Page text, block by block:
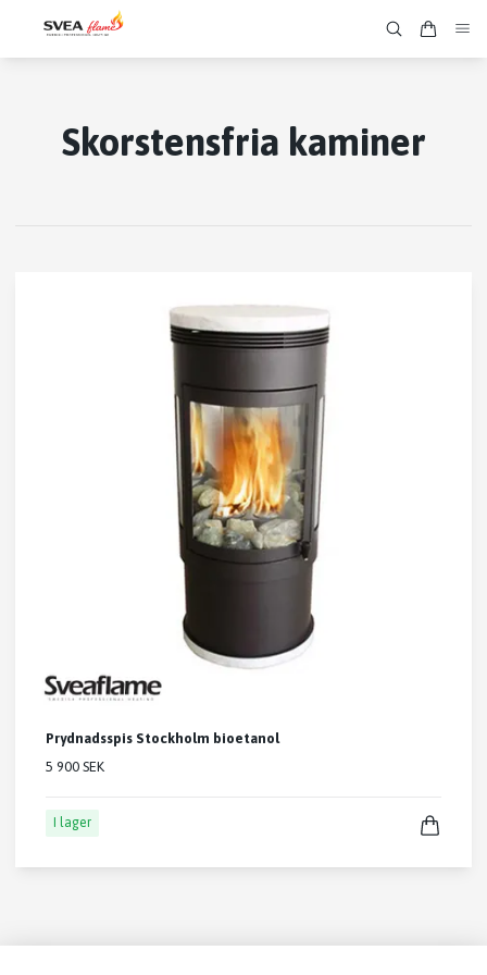
Skorstensfria kaminer
Prydnadsspis Stockholm bioetanol
5 900 SEK
I lager